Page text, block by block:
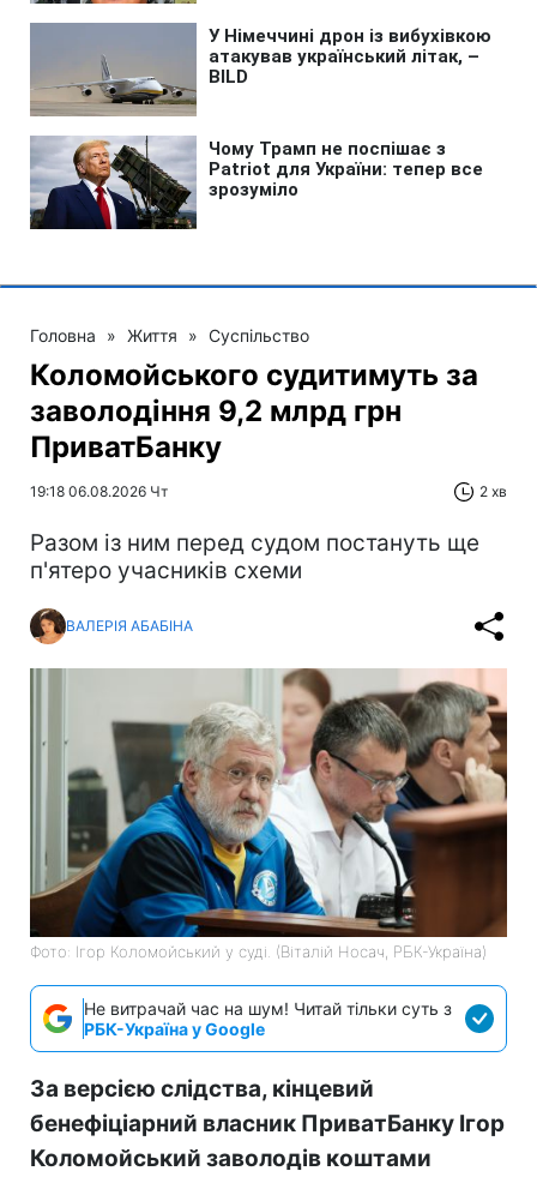
Головна » Життя » Суспільство
Коломойського судитимуть за
заволодіння 9,2 млрд грн
ПриватБанку
19:18 06.08.2026 Чт 2 хв
Разом із ним перед судом постануть ще
п'ятеро учасників схеми
ВАЛЕРІЯ АБАБІНА
Фото: Ігор Коломойський у суді. (Віталій Носач, РБК-Україна)
Не витрачай час на шум! Читай тільки суть з
РБК-Україна у Google
За версією слідства, кінцевий
бенефіціарний власник ПриватБанку Ігор
Коломойський заволодів коштами